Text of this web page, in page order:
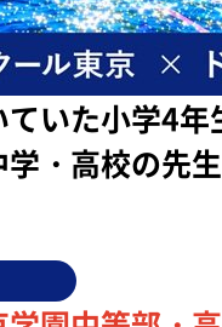
いた小学4
・高校の